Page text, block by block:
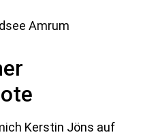
Kerstin Jöns auf